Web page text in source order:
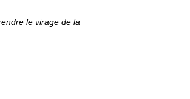
le virage de la